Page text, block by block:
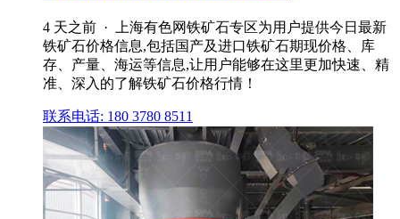
4 天之前 · 上海有色网铁矿石专区为用户提供今日最新
铁矿石价格信息,包括国产及进口铁矿石期现价格、库
存、产量、海运等信息,让用户能够在这里更加快速、精
准、深入的了解铁矿石价格行情！
联系电话: 180 3780 8511